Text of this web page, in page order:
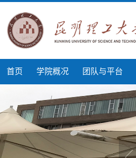
首页 学院概况 团队与平台